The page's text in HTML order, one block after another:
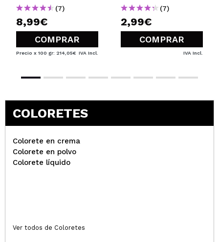
(7)
8,99€
COMPRAR
Precio x 100 gr: 214,05€ IVA Incl.
(7)
2,99€
COMPRAR
IVA Incl.
COLORETES
Colorete en crema
Colorete en polvo
Colorete líquido
Ver todos de Coloretes